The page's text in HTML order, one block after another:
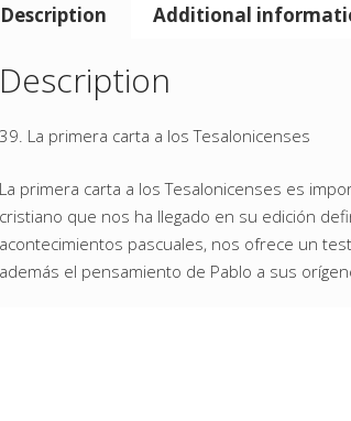
Description Additional
Description
39. La primera carta a los Tesalonicenses
La primera carta a los Tesalonicenses es
cristiano que nos ha llegado en su edición
acontecimientos pascuales, nos ofrece un
además el pensamiento de Pablo a sus